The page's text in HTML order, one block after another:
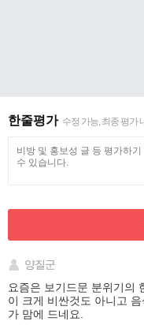
한줄평가 수정 가능, 최종 평가
양질군
요즘은 보기드문 분위기의
이 크게 비싼것도 아니고
가 맘에 드네요.